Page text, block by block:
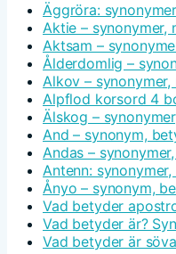
Äggröra:
Aktie –
Aktsam –
Ålderdomlig –
Alkov –
Alpflod korsord 4
Älskog –
And – synonym,
Andas –
Antenn:
Ånyo – synonym,
Vad betyder
Vad betyder är?
Vad betyder är